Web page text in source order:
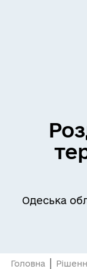
Одеська
Головна